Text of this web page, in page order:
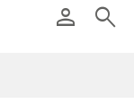
person search